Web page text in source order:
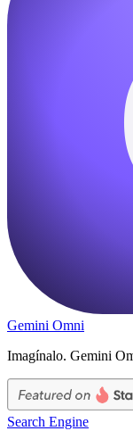
Gemini Omni
Imagínalo. Gemini
Search Engine